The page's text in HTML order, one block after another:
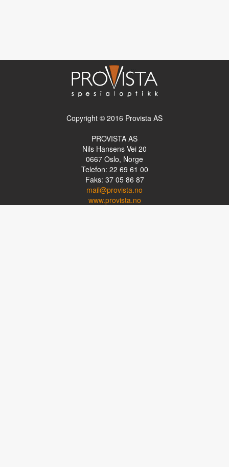
Copyright © 2016 Provista AS
PROVISTA AS
Nils Hansens Vei 20
0667 Oslo, Norge
Telefon: 22 69 61 00
Faks: 37 05 86 87
mail@provista.no
www.provista.no